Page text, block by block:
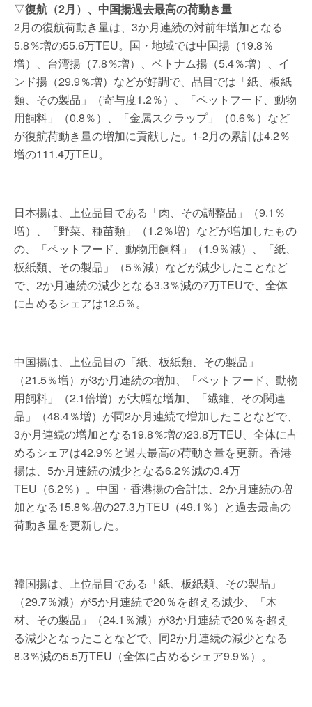
▽復航（2月）、中国揚過去最高の荷動き量
2月の復航荷動き量は、3か月連続の対前年増加となる
5.8％増の55.6万TEU。国・地域では中国揚（19.8％
増）、台湾揚（7.8％増）、ベトナム揚（5.4％増）、イ
ンド揚（29.9％増）などが好調で、品目では「紙、板紙
類、その製品」（寄与度1.2％）、「ペットフード、動物
用飼料」（0.8％）、「金属スクラップ」（0.6％）など
が復航荷動き量の増加に貢献した。1-2月の累計は4.2％
増の111.4万TEU。
日本揚は、上位品目である「肉、その調整品」（9.1％
増）、「野菜、種苗類」（1.2％増）などが増加したもの
の、「ペットフード、動物用飼料」（1.9％減）、「紙、
板紙類、その製品」（5％減）などが減少したことなど
で、2か月連続の減少となる3.3％減の7万TEUで、全体
に占めるシェアは12.5％。
中国揚は、上位品目の「紙、板紙類、その製品」
（21.5％増）が3か月連続の増加、「ペットフード、動物
用飼料」（2.1倍増）が大幅な増加、「繊維、その関連
品」（48.4％増）が同2か月連続で増加したことなどで、
3か月連続の増加となる19.8％増の23.8万TEU、全体に占
めるシェアは42.9％と過去最高の荷動き量を更新。香港
揚は、5か月連続の減少となる6.2％減の3.4万
TEU（6.2％）。中国・香港揚の合計は、2か月連続の増
加となる15.8％増の27.3万TEU（49.1％）と過去最高の
荷動き量を更新した。
韓国揚は、上位品目である「紙、板紙類、その製品」
（29.7％減）が5か月連続で20％を超える減少、「木
材、その製品」（24.1％減）が3か月連続で20％を超え
る減少となったことなどで、同2か月連続の減少となる
8.3％減の5.5万TEU（全体に占めるシェア9.9％）。